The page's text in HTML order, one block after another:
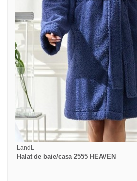
LandL
Halat de baie/casa 2555 HEAVEN